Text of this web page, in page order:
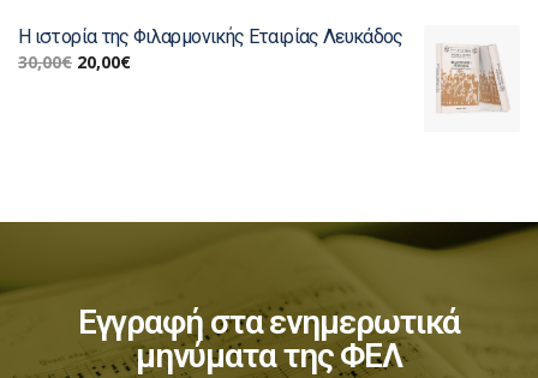
Η ιστορία της Φιλαρμονικής Εταιρίας Λευκάδος
30,00€ 20,00€
Εγγραφή στα ενημερωτικά
μηνύματα της ΦΕΛ